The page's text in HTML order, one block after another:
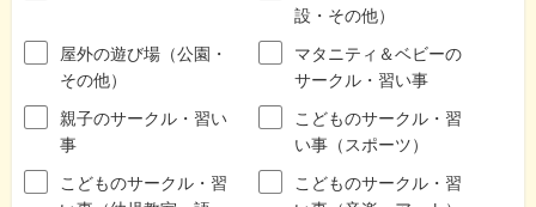
設・その他）
屋外の遊び場（公園・
その他）
マタニティ＆ベビーの
サークル・習い事
親子のサークル・習い
事
こどものサークル・習
い事（スポーツ）
こどものサークル・習
こどものサークル・習